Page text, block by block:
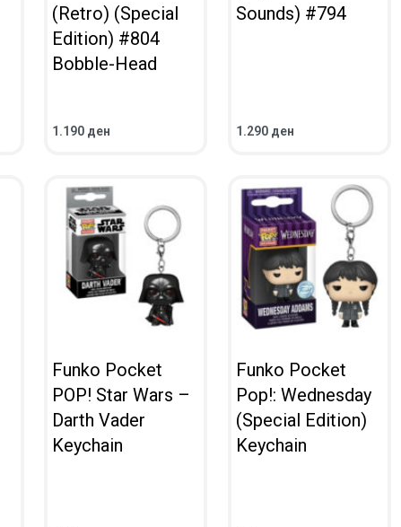
(Retro) (Special
Edition) #804
Bobble-Head
1.190 ден
ВО КОШНИЧКА
Sounds) #794
1.290 ден
ВО КОШНИЧКА
Funko Pocket
POP! Star Wars –
Darth Vader
Keychain
Funko Pocket
Pop!: Wednesday
(Special Edition)
Keychain